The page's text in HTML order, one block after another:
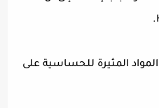
بالمائة من المواد المثيرة للحساسية على